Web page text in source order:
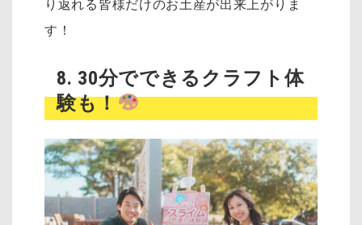
り返れる皆様だけのお土産が出来上がりま
す！
8. 30分でできるクラフト体
験も！